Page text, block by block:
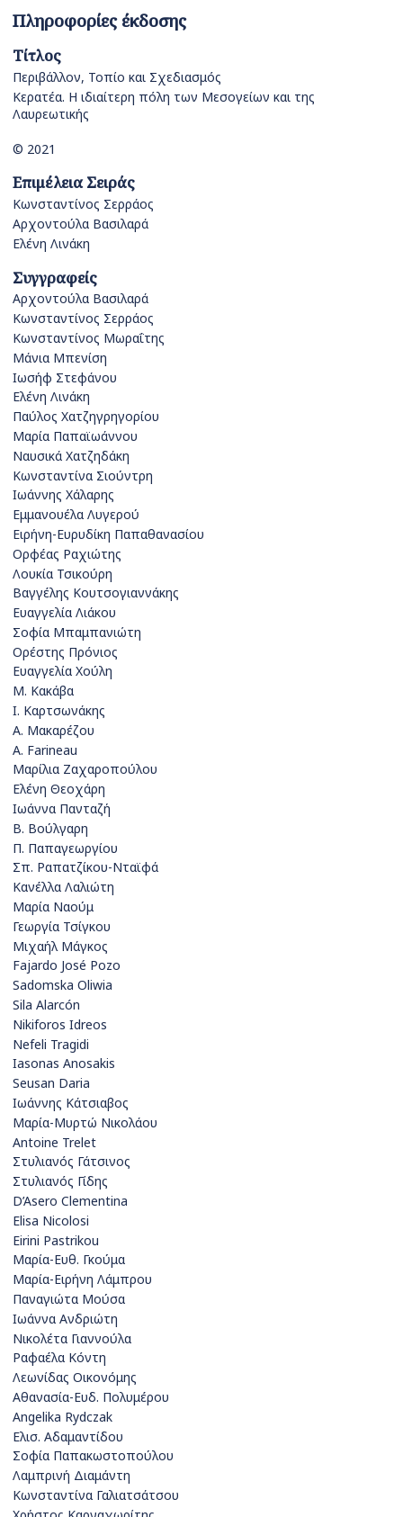
Πληροφορίες έκδοσης
Τίτλος
Περιβάλλον, Τοπίο και Σχεδιασμός
Κερατέα. Η ιδιαίτερη πόλη των Μεσογείων και της
Λαυρεωτικής
© 2021
Επιμέλεια Σειράς
Κωνσταντίνος Σερράος
Αρχοντούλα Βασιλαρά
Ελένη Λινάκη
Συγγραφείς
Αρχοντούλα Βασιλαρά
Κωνσταντίνος Σερράος
Κωνσταντίνος Μωραΐτης
Μάνια Μπενίση
Ιωσήφ Στεφάνου
Ελένη Λινάκη
Παύλος Χατζηγρηγορίου
Μαρία Παπαϊωάννου
Ναυσικά Χατζηδάκη
Κωνσταντίνα Σιούντρη
Ιωάννης Χάλαρης
Εμμανουέλα Λυγερού
Ειρήνη-Ευρυδίκη Παπαθανασίου
Ορφέας Ραχιώτης
Λουκία Τσικούρη
Βαγγέλης Κουτσογιαννάκης
Ευαγγελία Λιάκου
Σοφία Μπαμπανιώτη
Ορέστης Πρόνιος
Ευαγγελία Χούλη
Μ. Κακάβα
Ι. Καρτσωνάκης
Α. Μακαρέζου
A. Farineau
Μαρίλια Ζαχαροπούλου
Ελένη Θεοχάρη
Ιωάννα Πανταζή
Β. Βούλγαρη
Π. Παπαγεωργίου
Σπ. Ραπατζίκου-Νταϊφά
Κανέλλα Λαλιώτη
Μαρία Ναούμ
Γεωργία Τσίγκου
Μιχαήλ Μάγκος
Fajardo José Pozo
Sadomska Oliwia
Sila Alarcón
Nikiforos Idreos
Nefeli Tragidi
Iasonas Anosakis
Seusan Daria
Ιωάννης Κάτσιαβος
Μαρία-Μυρτώ Νικολάου
Antoine Trelet
Στυλιανός Γάτσινος
Στυλιανός Γίδης
D’Asero Clementina
Elisa Nicolosi
Eirini Pastrikou
Μαρία-Ευθ. Γκούμα
Μαρία-Ειρήνη Λάμπρου
Παναγιώτα Μούσα
Ιωάννα Ανδριώτη
Νικολέτα Γιαννούλα
Ραφαέλα Κόντη
Λεωνίδας Οικονόμης
Αθανασία-Ευδ. Πολυμέρου
Angelika Rydczak
Ελισ. Αδαμαντίδου
Σοφία Παπακωστοπούλου
Λαμπρινή Διαμάντη
Κωνσταντίνα Γαλιατσάτσου